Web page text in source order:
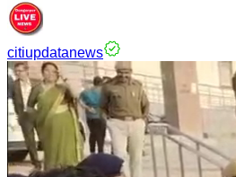
citiupdatanews